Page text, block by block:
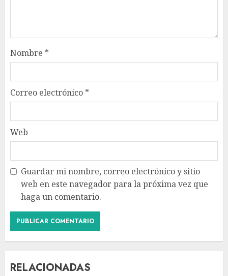
Nombre *
Correo electrónico *
Web
Guardar mi nombre, correo electrónico y sitio
web en este navegador para la próxima vez que
haga un comentario.
RELACIONADAS